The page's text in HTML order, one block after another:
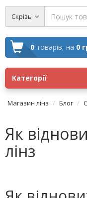
Скрізь
0 товарів, на 0
Категорії
Магазин лінз Блог
Як
лінз